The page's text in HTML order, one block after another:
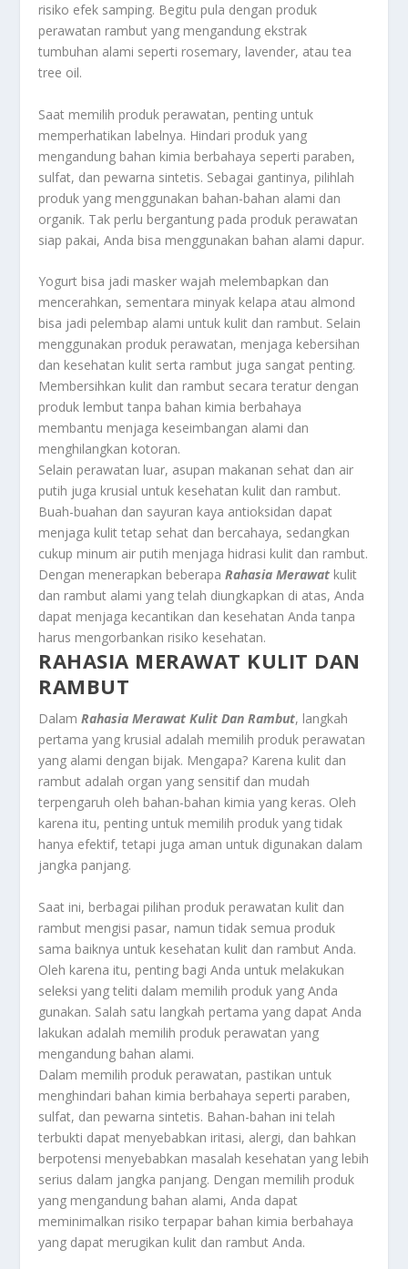
risiko efek samping. Begitu pula dengan produk
perawatan rambut yang mengandung ekstrak
tumbuhan alami seperti rosemary, lavender, atau tea
tree oil.
Saat memilih produk perawatan, penting untuk
memperhatikan labelnya. Hindari produk yang
mengandung bahan kimia berbahaya seperti paraben,
sulfat, dan pewarna sintetis. Sebagai gantinya, pilihlah
produk yang menggunakan bahan-bahan alami dan
organik. Tak perlu bergantung pada produk perawatan
siap pakai, Anda bisa menggunakan bahan alami dapur.
Yogurt bisa jadi masker wajah melembapkan dan
mencerahkan, sementara minyak kelapa atau almond
bisa jadi pelembap alami untuk kulit dan rambut. Selain
menggunakan produk perawatan, menjaga kebersihan
dan kesehatan kulit serta rambut juga sangat penting.
Membersihkan kulit dan rambut secara teratur dengan
produk lembut tanpa bahan kimia berbahaya
membantu menjaga keseimbangan alami dan
menghilangkan kotoran.
Selain perawatan luar, asupan makanan sehat dan air
putih juga krusial untuk kesehatan kulit dan rambut.
Buah-buahan dan sayuran kaya antioksidan dapat
menjaga kulit tetap sehat dan bercahaya, sedangkan
cukup minum air putih menjaga hidrasi kulit dan rambut.
Dengan menerapkan beberapaRahasia Merawat kulit
dan rambut alami yang telah diungkapkan di atas, Anda
dapat menjaga kecantikan dan kesehatan Anda tanpa
harus mengorbankan risiko kesehatan.
RAHASIA MERAWAT KULIT DAN
RAMBUT
DalamRahasia Merawat Kulit Dan Rambut, langkah
pertama yang krusial adalah memilih produk perawatan
yang alami dengan bijak. Mengapa? Karena kulit dan
rambut adalah organ yang sensitif dan mudah
terpengaruh oleh bahan-bahan kimia yang keras. Oleh
karena itu, penting untuk memilih produk yang tidak
hanya efektif, tetapi juga aman untuk digunakan dalam
jangka panjang.
Saat ini, berbagai pilihan produk perawatan kulit dan
rambut mengisi pasar, namun tidak semua produk
sama baiknya untuk kesehatan kulit dan rambut Anda.
Oleh karena itu, penting bagi Anda untuk melakukan
seleksi yang teliti dalam memilih produk yang Anda
gunakan. Salah satu langkah pertama yang dapat Anda
lakukan adalah memilih produk perawatan yang
mengandung bahan alami.
Dalam memilih produk perawatan, pastikan untuk
menghindari bahan kimia berbahaya seperti paraben,
sulfat, dan pewarna sintetis. Bahan-bahan ini telah
terbukti dapat menyebabkan iritasi, alergi, dan bahkan
berpotensi menyebabkan masalah kesehatan yang lebih
serius dalam jangka panjang. Dengan memilih produk
yang mengandung bahan alami, Anda dapat
meminimalkan risiko terpapar bahan kimia berbahaya
yang dapat merugikan kulit dan rambut Anda.